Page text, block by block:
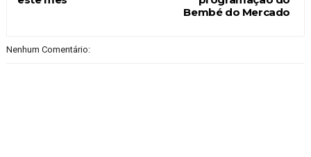
Bembé do Mercado
Nenhum Comentário: